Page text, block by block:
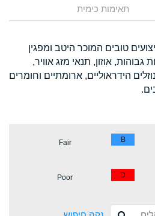
תאימות כימית
טובים המוכר היטב ומפגין
אוזון, תנאי מזג אוויר,
הידראוליים, ארומתיים וחומרים
B
Fair
D
Poor